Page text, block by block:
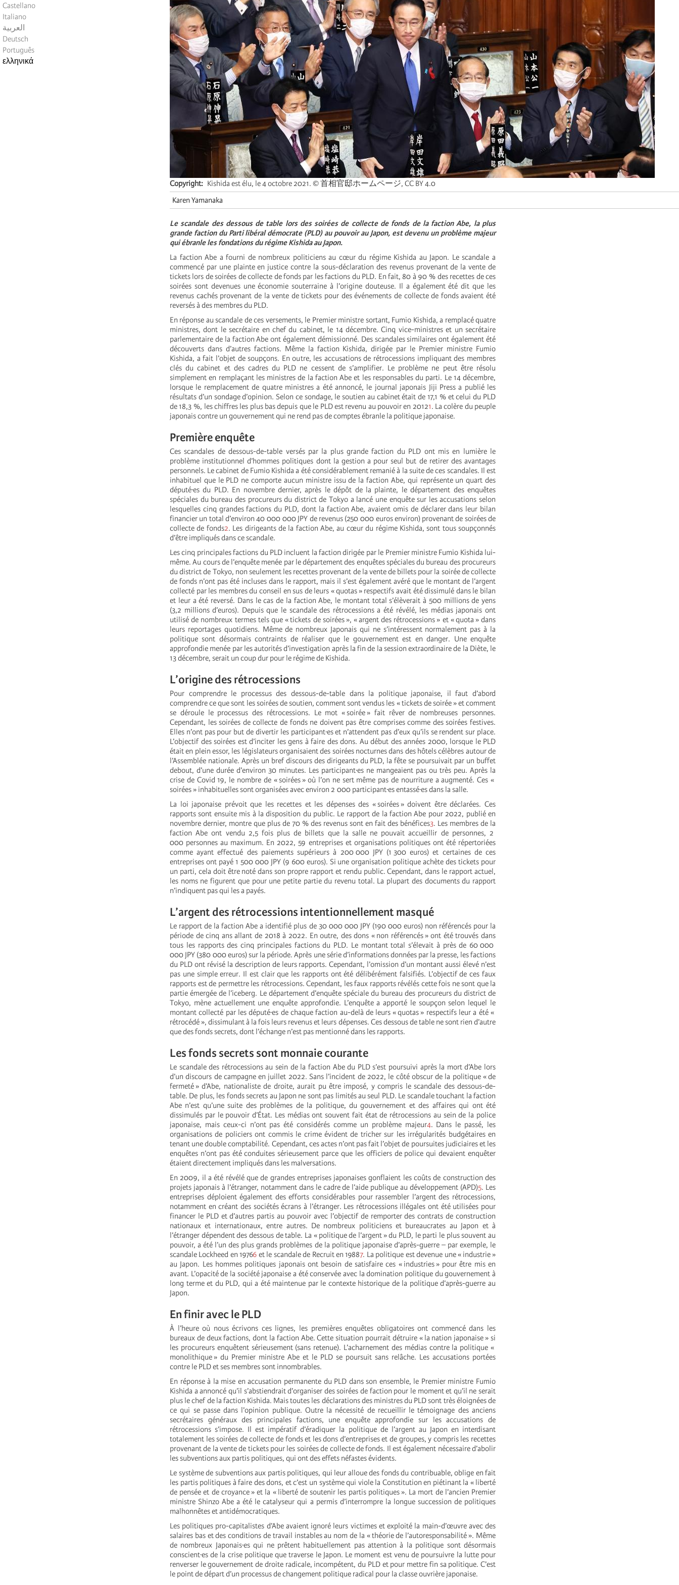
Castellano
Italiano
العربية
Deutsch
Português
ελληνικά
Copyright
Kishida est élu, le 4 octobre 2021. © 首相官邸ホームページ, CC BY 4.0
Karen Yamanaka
Le scandale des dessous de table lors des soirées de collecte de fonds de la faction Abe, la plus
grande faction du Parti libéral démocrate (PLD) au pouvoir au Japon, est devenu un problème majeur
qui ébranle les fondations du régime Kishida au Japon.
La faction Abe a fourni de nombreux politiciens au cœur du régime Kishida au Japon. Le scandale a
commencé par une plainte en justice contre la sous-déclaration des revenus provenant de la vente de
tickets lors de soirées de collecte de fonds par les factions du PLD. En fait, 80 à 90 % des recettes de ces
soirées sont devenues une économie souterraine à l’origine douteuse. Il a également été dit que les
revenus cachés provenant de la vente de tickets pour des événements de collecte de fonds avaient été
reversés à des membres du PLD.
En réponse au scandale de ces versements, le Premier ministre sortant, Fumio Kishida, a remplacé quatre
ministres, dont le secrétaire en chef du cabinet, le 14 décembre. Cinq vice-ministres et un secrétaire
parlementaire de la faction Abe ont également démissionné. Des scandales similaires ont également été
découverts dans d’autres factions. Même la faction Kishida, dirigée par le Premier ministre Fumio
Kishida, a fait l’objet de soupçons. En outre, les accusations de rétrocessions impliquant des membres
clés du cabinet et des cadres du PLD ne cessent de s’amplifier. Le problème ne peut être résolu
simplement en remplaçant les ministres de la faction Abe et les responsables du parti. Le 14 décembre,
lorsque le remplacement de quatre ministres a été annoncé, le journal japonais Jiji Press a publié les
résultats d’un sondage d’opinion. Selon ce sondage, le soutien au cabinet était de 17,1 % et celui du PLD
de 18,3 %, les chiffres les plus bas depuis que le PLD est revenu au pouvoir en 20121. La colère du peuple
japonais contre un gouvernement qui ne rend pas de comptes ébranle la politique japonaise.
Première enquête
Ces scandales de dessous-de-table versés par la plus grande faction du PLD ont mis en lumière le
problème institutionnel d’hommes politiques dont la gestion a pour seul but de retirer des avantages
personnels. Le cabinet de Fumio Kishida a été considérablement remanié à la suite de ces scandales. Il est
inhabituel que le PLD ne comporte aucun ministre issu de la faction Abe, qui représente un quart des
député·es du PLD. En novembre dernier, après le dépôt de la plainte, le département des enquêtes
spéciales du bureau des procureurs du district de Tokyo a lancé une enquête sur les accusations selon
lesquelles cinq grandes factions du PLD, dont la faction Abe, avaient omis de déclarer dans leur bilan
financier un total d’environ 40 000 000 JPY de revenus (250 000 euros environ) provenant de soirées de
collecte de fonds2. Les dirigeants de la faction Abe, au cœur du régime Kishida, sont tous soupçonnés
d’être impliqués dans ce scandale.
Les cinq principales factions du PLD incluent la faction dirigée par le Premier ministre Fumio Kishida lui-
même. Au cours de l’enquête menée par le département des enquêtes spéciales du bureau des procureurs
du district de Tokyo, non seulement les recettes provenant de la vente de billets pour la soirée de collecte
de fonds n’ont pas été incluses dans le rapport, mais il s’est également avéré que le montant de l’argent
collecté par les membres du conseil en sus de leurs « quotas » respectifs avait été dissimulé dans le bilan
et leur a été reversé. Dans le cas de la faction Abe, le montant total s’élèverait à 500 millions de yens
(3,2 millions d’euros). Depuis que le scandale des rétrocessions a été révélé, les médias japonais ont
utilisé de nombreux termes tels que « tickets de soirées », « argent des rétrocessions » et « quota » dans
leurs reportages quotidiens. Même de nombreux Japonais qui ne s’intéressent normalement pas à la
politique sont désormais contraints de réaliser que le gouvernement est en danger. Une enquête
approfondie menée par les autorités d’investigation après la fin de la session extraordinaire de la Diète, le
13 décembre, serait un coup dur pour le régime de Kishida.
L’origine des rétrocessions
Pour comprendre le processus des dessous-de-table dans la politique japonaise, il faut d’abord
comprendre ce que sont les soirées de soutien, comment sont vendus les « tickets de soirée » et comment
se déroule le processus des rétrocessions. Le mot « soirée » fait rêver de nombreuses personnes.
Cependant, les soirées de collecte de fonds ne doivent pas être comprises comme des soirées festives.
Elles n’ont pas pour but de divertir les participant·es et n’attendent pas d’eux qu’ils se rendent sur place.
L’objectif des soirées est d’inciter les gens à faire des dons. Au début des années 2000, lorsque le PLD
était en plein essor, les législateurs organisaient des soirées nocturnes dans des hôtels célèbres autour de
l’Assemblée nationale. Après un bref discours des dirigeants du PLD, la fête se poursuivait par un buffet
debout, d’une durée d’environ 30 minutes. Les participant·es ne mangeaient pas ou très peu. Après la
crise de Covid 19, le nombre de « soirées » où l’on ne sert même pas de nourriture a augmenté. Ces «
soirées » inhabituelles sont organisées avec environ 2 000 participant·es entassé·es dans la salle.
La loi japonaise prévoit que les recettes et les dépenses des « soirées » doivent être déclarées. Ces
rapports sont ensuite mis à la disposition du public. Le rapport de la faction Abe pour 2022, publié en
novembre dernier, montre que plus de 70 % des revenus sont en fait des bénéfices3. Les membres de la
faction Abe ont vendu 2,5 fois plus de billets que la salle ne pouvait accueillir de personnes, 2
000 personnes au maximum. En 2022, 59 entreprises et organisations politiques ont été répertoriées
comme ayant effectué des paiements supérieurs à 200 000 JPY (1 300 euros) et certaines de ces
entreprises ont payé 1 500 000 JPY (9 600 euros). Si une organisation politique achète des tickets pour
un parti, cela doit être noté dans son propre rapport et rendu public. Cependant, dans le rapport actuel,
les noms ne figurent que pour une petite partie du revenu total. La plupart des documents du rapport
n’indiquent pas qui les a payés.
L’argent des rétrocessions intentionnellement masqué
Le rapport de la faction Abe a identifié plus de 30 000 000 JPY (190 000 euros) non référencés pour la
période de cinq ans allant de 2018 à 2022. En outre, des dons « non référencés » ont été trouvés dans
tous les rapports des cinq principales factions du PLD. Le montant total s’élevait à près de 60 000
000 JPY (380 000 euros) sur la période. Après une série d’informations données par la presse, les factions
du PLD ont révisé la description de leurs rapports. Cependant, l’omission d’un montant aussi élevé n’est
pas une simple erreur. Il est clair que les rapports ont été délibérément falsifiés. L’objectif de ces faux
rapports est de permettre les rétrocessions. Cependant, les faux rapports révélés cette fois ne sont que la
partie émergée de l’iceberg. Le département d’enquête spéciale du bureau des procureurs du district de
Tokyo, mène actuellement une enquête approfondie. L’enquête a apporté le soupçon selon lequel le
montant collecté par les député·es de chaque faction au-delà de leurs « quotas » respectifs leur a été «
rétrocédé », dissimulant à la fois leurs revenus et leurs dépenses. Ces dessous de table ne sont rien d’autre
que des fonds secrets, dont l’échange n’est pas mentionné dans les rapports.
Les fonds secrets sont monnaie courante
Le scandale des rétrocessions au sein de la faction Abe du PLD s’est poursuivi après la mort d’Abe lors
d’un discours de campagne en juillet 2022. Sans l’incident de 2022, le côté obscur de la politique « de
fermeté » d’Abe, nationaliste de droite, aurait pu être imposé, y compris le scandale des dessous-de-
table. De plus, les fonds secrets au Japon ne sont pas limités au seul PLD. Le scandale touchant la faction
Abe n’est qu’une suite des problèmes de la politique, du gouvernement et des affaires qui ont été
dissimulés par le pouvoir d’État. Les médias ont souvent fait état de rétrocessions au sein de la police
japonaise, mais ceux-ci n’ont pas été considérés comme un problème majeur4. Dans le passé, les
organisations de policiers ont commis le crime évident de tricher sur les irrégularités budgétaires en
tenant une double comptabilité. Cependant, ces actes n’ont pas fait l’objet de poursuites judiciaires et les
enquêtes n’ont pas été conduites sérieusement parce que les officiers de police qui devaient enquêter
étaient directement impliqués dans les malversations.
En 2009, il a été révélé que de grandes entreprises japonaises gonflaient les coûts de construction des
projets japonais à l’étranger, notamment dans le cadre de l’aide publique au développement (APD)5. Les
entreprises déploient également des efforts considérables pour rassembler l’argent des rétrocessions,
notamment en créant des sociétés écrans à l’étranger. Les rétrocessions illégales ont été utilisées pour
financer le PLD et d’autres partis au pouvoir avec l’objectif de remporter des contrats de construction
nationaux et internationaux, entre autres. De nombreux politiciens et bureaucrates au Japon et à
l’étranger dépendent des dessous de table. La « politique de l’argent » du PLD, le parti le plus souvent au
pouvoir, a été l’un des plus grands problèmes de la politique japonaise d’après-guerre – par exemple, le
scandale Lockheed en 19766 et le scandale de Recruit en 19887. La politique est devenue une « industrie »
au Japon. Les hommes politiques japonais ont besoin de satisfaire ces « industries » pour être mis en
avant. L’opacité de la société japonaise a été conservée avec la domination politique du gouvernement à
long terme et du PLD, qui a été maintenue par le contexte historique de la politique d’après-guerre au
Japon.
En finir avec le PLD
À l’heure où nous écrivons ces lignes, les premières enquêtes obligatoires ont commencé dans les
bureaux de deux factions, dont la faction Abe. Cette situation pourrait détruire « la nation japonaise » si
les procureurs enquêtent sérieusement (sans retenue). L’acharnement des médias contre la politique «
monolithique » du Premier ministre Abe et le PLD se poursuit sans relâche. Les accusations portées
contre le PLD et ses membres sont innombrables.
En réponse à la mise en accusation permanente du PLD dans son ensemble, le Premier ministre Fumio
Kishida a annoncé qu’il s’abstiendrait d’organiser des soirées de faction pour le moment et qu’il ne serait
plus le chef de la faction Kishida. Mais toutes les déclarations des ministres du PLD sont très éloignées de
ce qui se passe dans l’opinion publique. Outre la nécessité de recueillir le témoignage des anciens
secrétaires généraux des principales factions, une enquête approfondie sur les accusations de
rétrocessions s’impose. Il est impératif d’éradiquer la politique de l’argent au Japon en interdisant
totalement les soirées de collecte de fonds et les dons d’entreprises et de groupes, y compris les recettes
provenant de la vente de tickets pour les soirées de collecte de fonds. Il est également nécessaire d’abolir
les subventions aux partis politiques, qui ont des effets néfastes évidents.
Le système de subventions aux partis politiques, qui leur alloue des fonds du contribuable, oblige en fait
les partis politiques à faire des dons, et c’est un système qui viole la Constitution en piétinant la « liberté
de pensée et de croyance » et la « liberté de soutenir les partis politiques ». La mort de l’ancien Premier
ministre Shinzo Abe a été le catalyseur qui a permis d’interrompre la longue succession de politiques
malhonnêtes et antidémocratiques.
Les politiques pro-capitalistes d’Abe avaient ignoré leurs victimes et exploité la main-d’œuvre avec des
salaires bas et des conditions de travail instables au nom de la « théorie de l’autoresponsabilité ». Même
de nombreux Japonais·es qui ne prêtent habituellement pas attention à la politique sont désormais
conscient·es de la crise politique que traverse le Japon. Le moment est venu de poursuivre la lutte pour
renverser le gouvernement de droite radicale, incompétent, du PLD et pour mettre fin sa politique. C’est
le point de départ d’un processus de changement politique radical pour la classe ouvrière japonaise.